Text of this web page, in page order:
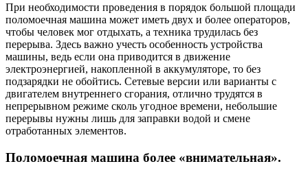
При необходимости проведения в порядок большой площади
поломоечная машина может иметь двух и более операторов,
чтобы человек мог отдыхать, а техника трудилась без
перерыва. Здесь важно учесть особенность устройства
машины, ведь если она приводится в движение
электроэнергией, накопленной в аккумуляторе, то без
подзарядки не обойтись. Сетевые версии или варианты с
двигателем внутреннего сгорания, отлично трудятся в
непрерывном режиме сколь угодное времени, небольшие
перерывы нужны лишь для заправки водой и смене
отработанных элементов.
Поломоечная машина более «внимательная».